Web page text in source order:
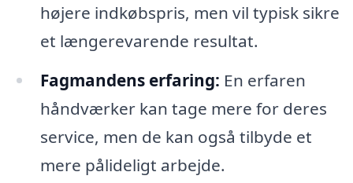
højere indkøbspris, men vil typisk sikre
et længerevarende resultat.
Fagmandens erfaring: En erfaren
håndværker kan tage mere for deres
service, men de kan også tilbyde et
mere pålideligt arbejde.